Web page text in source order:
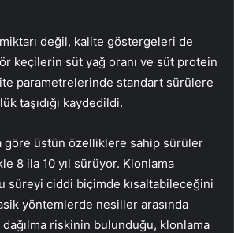
miktarı değil, kalite göstergeleri de
keçilerin süt yağ oranı ve süt protein
parametrelerinde standart sürülere
taşıdığı kaydedildi.
göre üstün özelliklere sahip sürüler
8 ila 10 yıl sürüyor. Klonlama
süreyi ciddi biçimde kısaltabileceğini
yöntemlerde nesiller arasında
riskinin bulunduğu, klonlama